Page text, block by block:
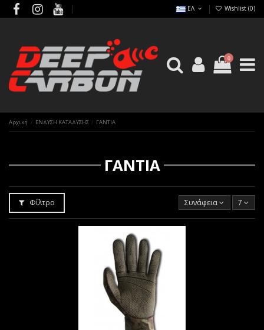
ΕΛ Wishlist (0)
0
Αρχική ΕΝΔΥΣΗ ΚΑΤΑΔΥΣΗΣ ΓΑΝΤΙΑ
ΓΑΝΤΙΑ
Φίλτρο Συνάφεια 7